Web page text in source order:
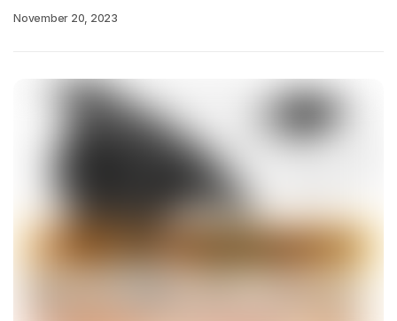
November 20, 2023